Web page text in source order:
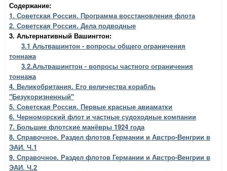
Содержание:
1. Советская Россия. Программа восстановления флота
2. Советская Россия. Дела подводные
3. Альтернативный Вашингтон:
3.1 Альтвашинтон - вопросы общего ограничения
тоннажа
3.2.Альтвашингтон - вопросы частного ограничения
тоннажа
4. Великобритания. Его величества корабль
"Безукоризненный"
5. Советская Россия. Первые красные авиаматки
6. Черноморский флот и частные судоходные компании
7. Большие флотские манёвры 1924 года
8. Справочное. Раздел флотов Германии и Австро-Венгрии в
ЭАИ. Ч.1
9. Справочное. Раздел флотов Германии и Австро-Венгрии в
ЭАИ. Ч.2